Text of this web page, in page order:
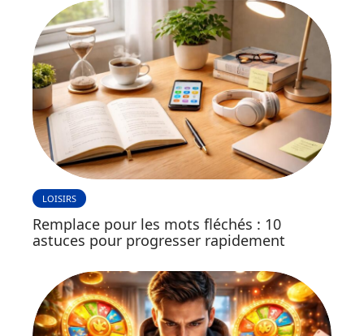
LOISIRS
Remplace pour les mots fléchés : 10
astuces pour progresser rapidement